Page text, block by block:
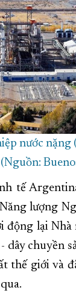
nước
tế
lượng
động lại Nhà
dây chuyền
thế giới và